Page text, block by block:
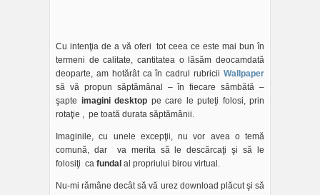
Cu intenţia de a vă oferi tot ceea ce este mai bun în
termeni de calitate, cantitatea o lăsăm deocamdată
deoparte, am hotărât ca în cadrul rubricii Wallpaper
să vă propun săptămânal – în fiecare sâmbătă –
şapte imagini desktop pe care le puteţi folosi, prin
rotaţie , pe toată durata săptămânii.
Imaginile, cu unele excepţii, nu vor avea o temă
comună, dar va merita să le descărcaţi şi să le
folosiţi ca fundal al propriului birou virtual.
Nu-mi rămâne decât să vă urez download plăcut şi să